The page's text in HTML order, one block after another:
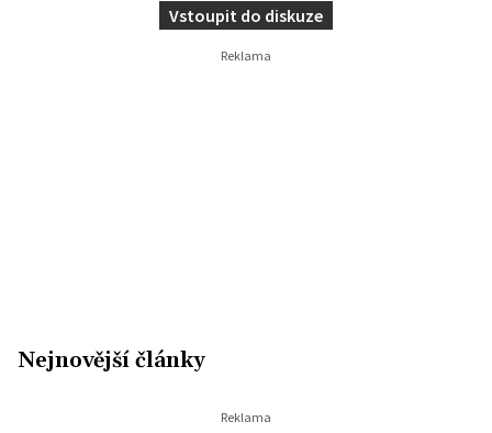
Vstoupit do diskuze
Nejnovější články